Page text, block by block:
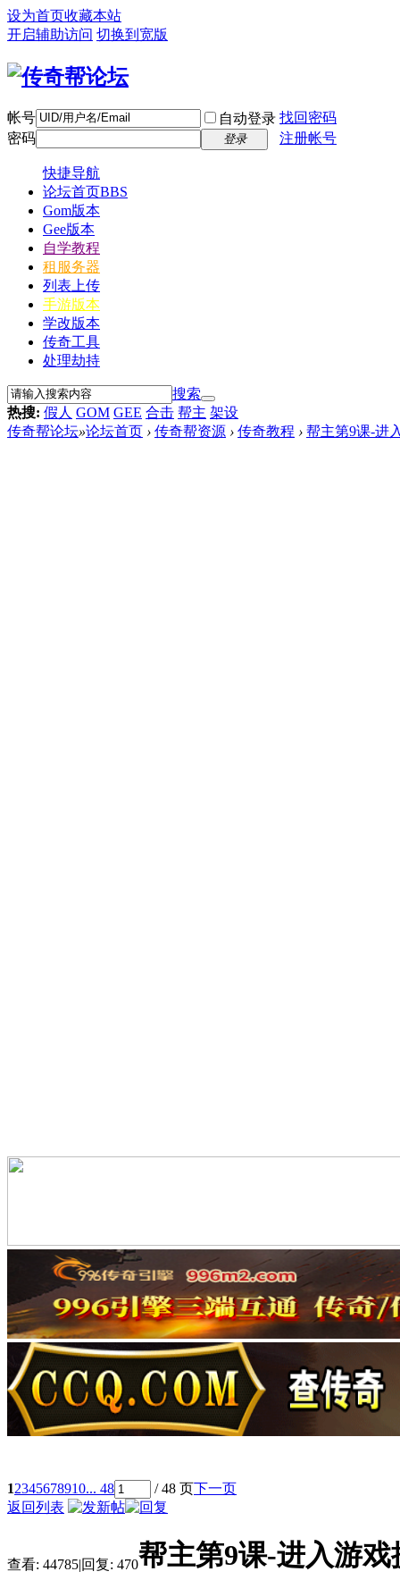
设为首页收藏本站
开启辅助访问 切换到宽版
帐号 自动登录 找回密码
密码
登录 注册帐号
快捷导航
论坛首页BBS
Gom版本
Gee版本
自学教程
租服务器
列表上传
手游版本
学改版本
传奇工具
处理劫持
搜索
热搜: 假人 GOM GEE 合击 帮主 架设
传奇帮论坛»论坛首页 › 传奇帮资源 › 传奇教程 › 帮主第9课-进
12345678910... 48 / 48 页下一页
返回列表
查看: 44785|回复: 470帮主第9课-进入游